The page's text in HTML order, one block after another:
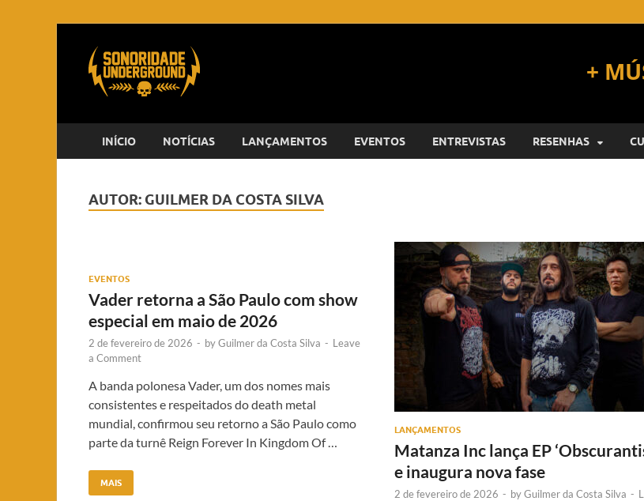
INÍCIO NOTÍCIAS LANÇAMENTOS EVENTOS ENTREVISTAS RESENHAS
AUTOR: GUILMER DA COSTA SILVA
EVENTOS
Vader retorna a São Paulo com show
especial em maio de 2026
2 de fevereiro de 2026 - byGuilmer da Costa Silva - Leave
a Comment
A banda polonesa Vader, um dos nomes mais
consistentes e respeitados do death metal
mundial, confirmou seu retorno a São Paulo como
parte da turnê Reign Forever In Kingdom Of …
MAIS
LANÇAMENTOS
Matanza Inc lança EP
e inaugura nova fase
2 de fevereiro de 2026 - byGuilmer da Costa Silva -